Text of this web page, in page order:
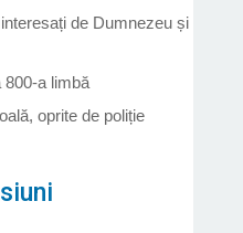
de Dumnezeu și
800-a limbă
oprite de poliție